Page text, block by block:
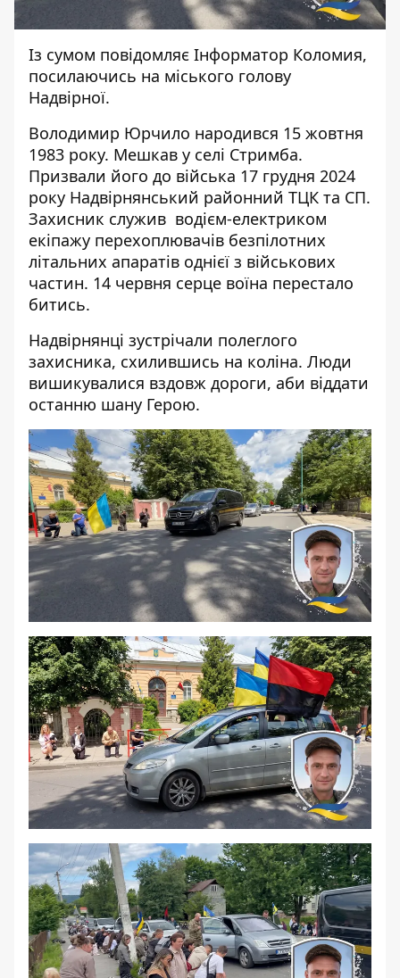
Із сумом повідомляє Інформатор Коломия,
посилаючись на міського голову
Надвірної.
Володимир Юрчило народився 15 жовтня
1983 року. Мешкав у селі Стримба.
Призвали його до війська 17 грудня 2024
року Надвірнянський районний ТЦК та СП.
Захисник служив водієм-електриком
екіпажу перехоплювачів безпілотних
літальних апаратів однієї з військових
частин. 14 червня серце воїна перестало
битись.
Надвірнянці зустрічали полеглого
захисника, схилившись на коліна. Люди
вишикувалися вздовж дороги, аби віддати
останню шану Герою.